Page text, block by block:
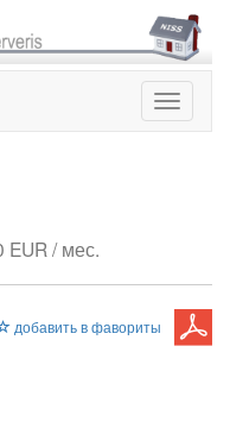
Toggle
EUR / мес.
добавить в фавориты